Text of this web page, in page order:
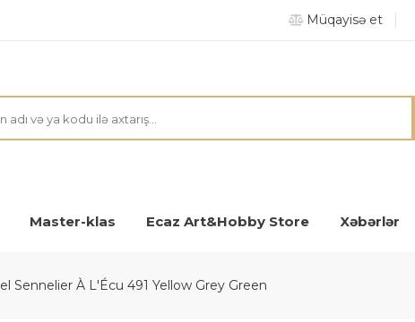
Müqayisə et
Master-klas Ecaz Art&Hobby Store Xəbərlər
Sennelier À L'Écu 491 Yellow Grey Green